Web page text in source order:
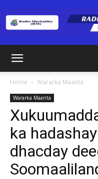
Home Wararka Maanta
Wararka Maanta
ka
dhacday